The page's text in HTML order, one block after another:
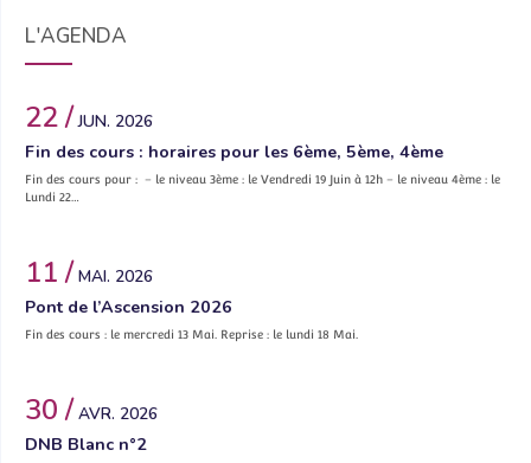
L'AGENDA
22 /JUN. 2026
Fin des cours : horaires pour les 6ème, 5ème, 4ème
Fin des cours pour : – le niveau 3ème : le Vendredi 19 Juin à 12h – le niveau 4ème : le
Lundi 22…
11 / MAI. 2026
Pont de l’Ascension 2026
Fin des cours : le mercredi 13 Mai. Reprise : le lundi 18 Mai.
30 / AVR. 2026
DNB Blanc n°2